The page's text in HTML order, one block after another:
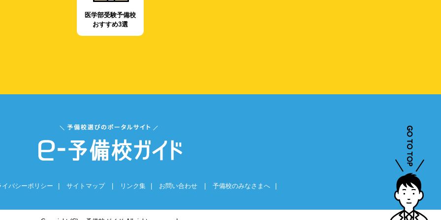
医学部受験予備校
おすすめ3選
イバシーポリシー サイトマップ リンク集 お問い合わせ 予備校のみなさまへ